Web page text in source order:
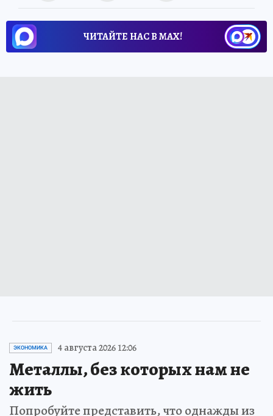
ЧИТАЙТЕ НАС В МАХ!
ЭКОНОМИКА 4 августа 2026 12:06
Металлы, без которых нам не
жить
Попробуйте представить, что однажды из